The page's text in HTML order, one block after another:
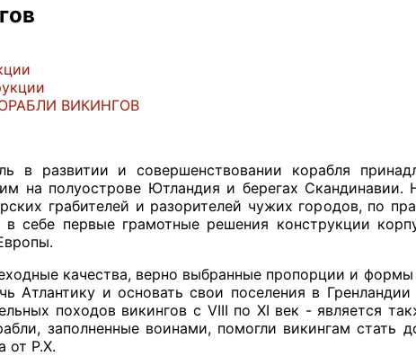
ВИКИНГОВ
в развитии и совершенствовании корабля
на полуострове Ютландия и берегах
грабителей и разорителей чужих городов, по
в себе первые грамотные решения конструкции
качества, верно выбранные пропорции и формы
Атлантику и основать свои поселения в
походов викингов с VIII по XI век - является
заполненные воинами, помогли викингам
от Р.Х.